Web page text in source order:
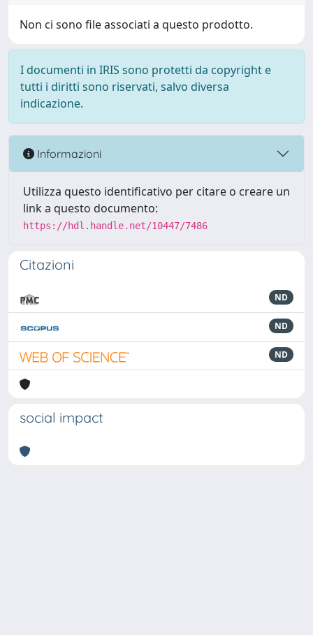
Non ci sono file associati a questo prodotto.
I documenti in IRIS sono protetti da copyright e
tutti i diritti sono riservati, salvo diversa
indicazione.
Informazioni
Utilizza questo identificativo per citare o creare un
link a questo documento:
https://hdl.handle.net/10447/7486
Citazioni
ND
ND
ND
social impact